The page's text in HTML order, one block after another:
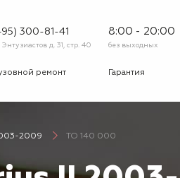
300-81-41
Энтузиастов д. 31, стр. 40
8:00 - 20:00
без выходных
ремонт Гарантия
2009 ТО 140 000